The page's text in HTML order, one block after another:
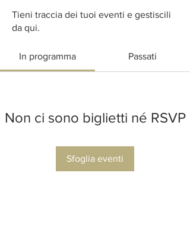
Tieni traccia dei tuoi eventi e gestiscili
da qui.
In programma Passati
Non ci sono biglietti né RSVP
Sfoglia eventi